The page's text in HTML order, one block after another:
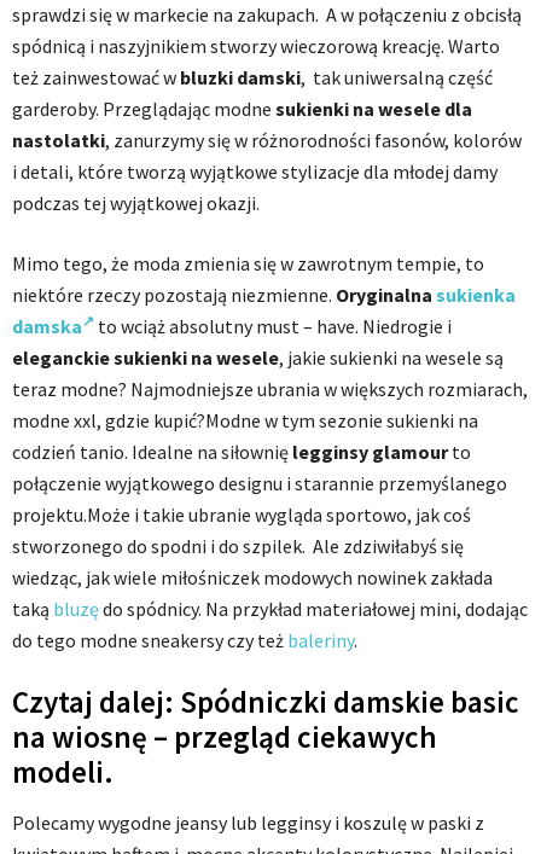
sprawdzi się w markecie na zakupach. A w połączeniu z obcisłą
spódnicą i naszyjnikiem stworzy wieczorową kreację. Warto
też zainwestować w bluzki damski, tak uniwersalną część
garderoby. Przeglądając modne sukienki na wesele dla
nastolatki, zanurzymy się w różnorodności fasonów, kolorów
i detali, które tworzą wyjątkowe stylizacje dla młodej damy
podczas tej wyjątkowej okazji.
Mimo tego, że moda zmienia się w zawrotnym tempie, to
niektóre rzeczy pozostają niezmienne. Oryginalna sukienka
damska
to wciąż absolutny must – have. Niedrogie i
eleganckie sukienki na wesele, jakie sukienki na wesele są
teraz modne? Najmodniejsze ubrania w większych rozmiarach,
modne xxl, gdzie kupić?Modne w tym sezonie sukienki na
codzień tanio. Idealne na siłownię legginsy glamourto
połączenie wyjątkowego designu i starannie przemyślanego
projektu.Może i takie ubranie wygląda sportowo, jak coś
stworzonego do spodni i do szpilek. Ale zdziwiłabyś się
wiedząc, jak wiele miłośniczek modowych nowinek zakłada
taką bluzędo spódnicy. Na przykład materiałowej mini, dodając
do tego modne sneakersy czy też baleriny.
Czytaj dalej: Spódniczki damskie basic
na wiosnę – przegląd ciekawych
modeli.
Polecamy wygodne jeansy lub legginsy i koszulę w paski z